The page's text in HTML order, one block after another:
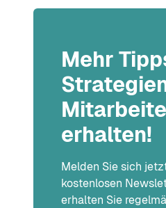
Mehr
erhalten!
Melden Sie sich
kostenlosen
erhalten Sie